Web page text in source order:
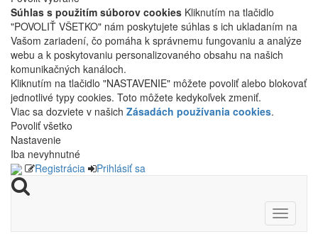
Súhlas s použitím súborov cookies Kliknutím na tlačidlo
"POVOLIŤ VŠETKO" nám poskytujete súhlas s ich ukladaním na
Vašom zariadení, čo pomáha k správnemu fungovaniu a analýze
webu a k poskytovaniu personalizovaného obsahu na našich
komunikačných kanáloch.
Kliknutím na tlačidlo "NASTAVENIE" môžete povoliť alebo blokovať
jednotlivé typy cookies. Toto môžete kedykoľvek zmeniť.
Viac sa dozviete v našich Zásadách používania cookies.
Povoliť všetko
Nastavenie
Iba nevyhnutné
Registrácia
Prihlásiť sa